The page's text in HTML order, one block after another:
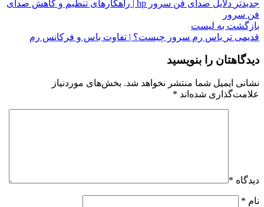
جدیدتر
دلایل صدای فن سرور hp | راهکارهای تنظیم و کاهش صدای
فن سرور
بازگشت به لیست
قدیمی تر باس رم سرور چیست؟ | تفاوت باس و فرکانس رم
دیدگاهتان را بنویسید
نشانی ایمیل شما منتشر نخواهد شد. بخش‌های موردنیاز
علامت‌گذاری شده‌اند *
دیدگاه *
نام *